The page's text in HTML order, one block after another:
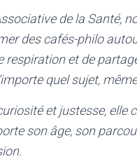
de la Santé,
des cafés-philo
respiration et de
quel sujet,
et justesse, elle
son âge, son